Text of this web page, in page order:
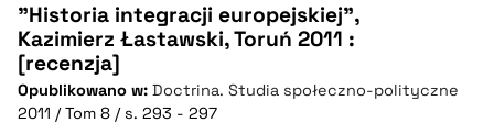
CZYSTY TEKST
pobierz cytat
"Historia integracji europejskiej",
Kazimierz Łastawski, Toruń 2011 :
[recenzja]
Opublikowano w: Doctrina. Studia społeczno-polityczne
2011 / Tom 8 / s. 293 - 297